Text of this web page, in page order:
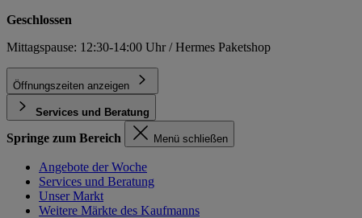
Geschlossen
Mittagspause: 12:30-14:00 Uhr / Hermes Paketshop
Öffnungszeiten anzeigen
Services und Beratung
Springe zum Bereich Menü schließen
Angebote der Woche
Services und Beratung
Unser Markt
Weitere Märkte des Kaufmanns